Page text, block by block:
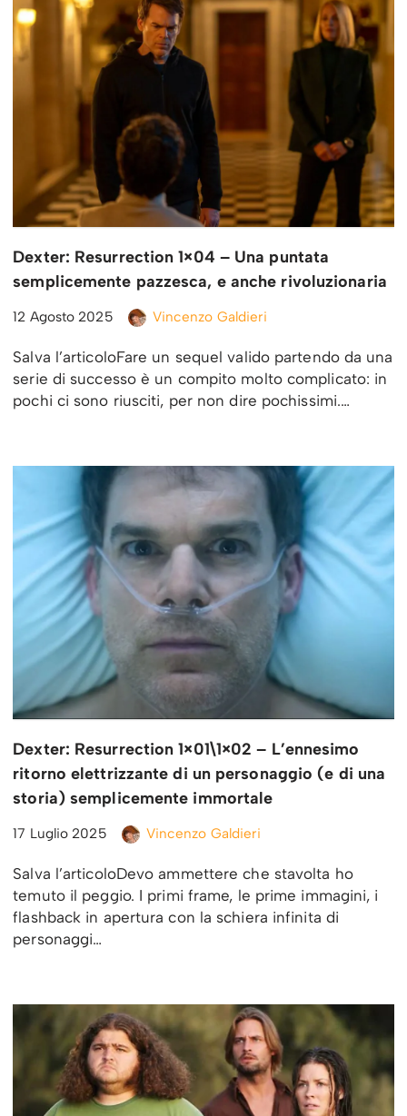
Dexter: Resurrection 1×04 – Una puntata
semplicemente pazzesca, e anche rivoluzionaria
12 Agosto 2025 Vincenzo Galdieri
Salva l’articoloFare un sequel valido partendo da una
serie di successo è un compito molto complicato: in
pochi ci sono riusciti, per non dire pochissimi.…
Dexter: Resurrection 1×01\1×02 – L’ennesimo
ritorno elettrizzante di un personaggio (e di una
storia) semplicemente immortale
17 Luglio 2025 Vincenzo Galdieri
Salva l’articoloDevo ammettere che stavolta ho
temuto il peggio. I primi frame, le prime immagini, i
flashback in apertura con la schiera infinita di
personaggi…